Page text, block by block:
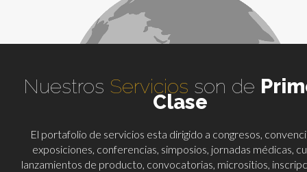
Nuestros Servicios son de
Clase
El portafolio de servicios esta dirigido a congresos,
exposiciones, conferencias, simposios, jornadas médicas,
lanzamientos de producto, convocatorias, micrositios,